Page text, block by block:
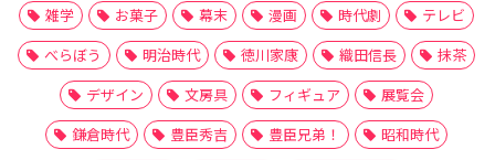
雑学
お菓子 幕末 漫画 時代劇
テレビ
べらぼう
明治時代 徳川家康 織田信長
抹茶
デザイン
文房具 フィギュア
展覧会
鎌倉時代
豊臣秀吉 豊臣兄弟！
昭和時代